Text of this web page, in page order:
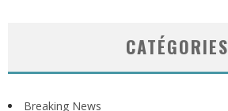
CATÉGORIES
Breaking News